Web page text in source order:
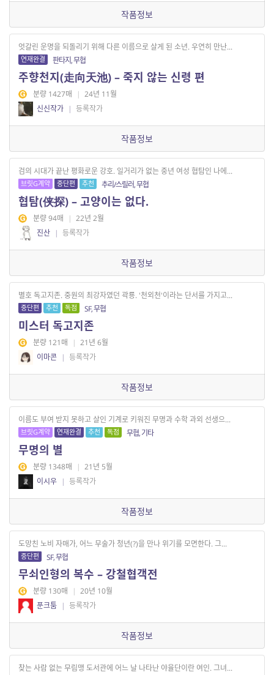
작품정보
엇갈린 운명을 되돌리기 위해 다른 이름으로 살게 된 소년. 우연히 만난...
연재완결 판타지, 무협
주향천지(走向天池) – 죽지 않는 신령 편
분량 1427매 | 24년 11월
신신작가 | 등록작가
작품정보
검의 시대가 끝난 평화로운 강호. 일거리가 없는 중년 여성 협탐인 나에...
브릿G계약 중단편 추천 추리/스릴러, 무협
협탐(侠探) – 고양이는 없다.
분량 94매 | 22년 2월
진산 | 등록작가
작품정보
별호 독고지존. 중원의 최강자였던 곽룡. '천외천'이라는 단서를 가지고...
중단편 추천 독점 SF, 무협
미스터 독고지존
분량 121매 | 21년 6월
이마콘 | 등록작가
작품정보
이름도 부여 받지 못하고 살인 기계로 키워진 무명과 수학 과외 선생으...
브릿G계약 연재완결 추천 독점 무협, 기타
무명의 별
분량 1348매 | 21년 5월
이시우 | 등록작가
작품정보
도망친 노비 자매가, 어느 무술가 청년(?)을 만나 위기를 모면한다. 그...
중단편 SF, 무협
무쇠인형의 복수 – 강철협객전
분량 130매 | 20년 10월
푼크툼 | 등록작가
작품정보
찾는 사람 없는 무림맹 도서관에 어느 날 나타난 야율단이란 여인. 그녀...